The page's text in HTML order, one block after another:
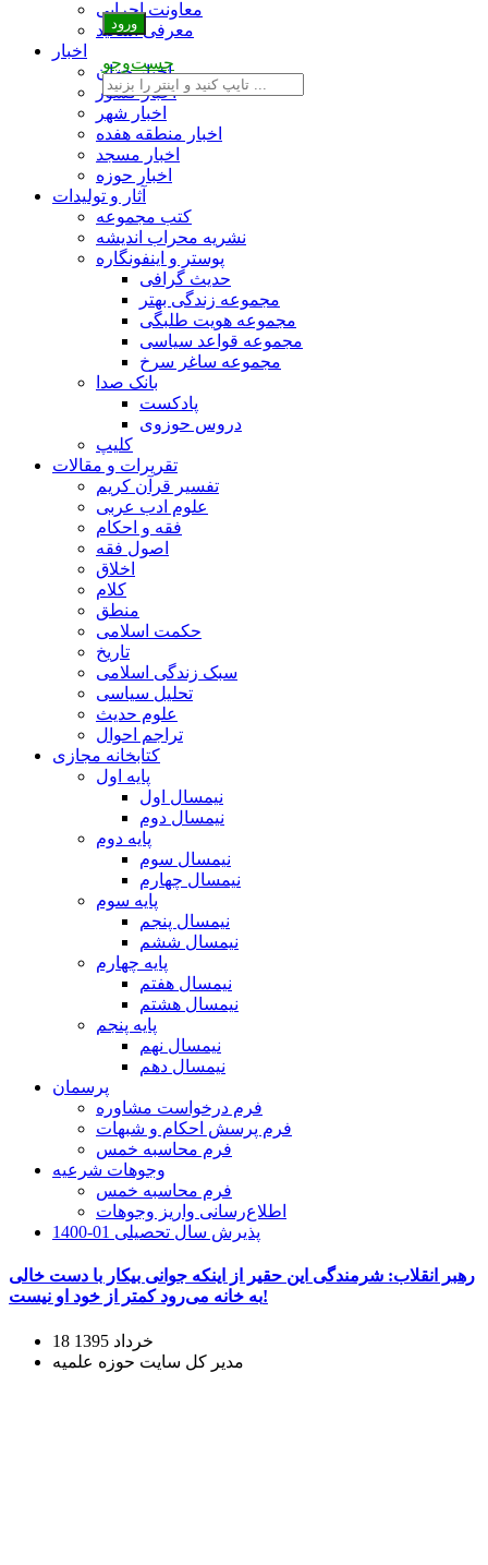
معاونت اجرایی
معرفی اساتید
اخبار
اخبار جهان
اخبار کشور
اخبار شهر
اخبار منطقه هفده
اخبار مسجد
اخبار حوزه
آثار و تولیدات
کتب مجموعه
نشریه محراب اندیشه
پوستر و اینفونگاره
حدیث گرافی
مجموعه زندگی بهتر
مجموعه هویت طلبگی
مجموعه قواعد سیاسی
مجموعه ساغر سرخ
بانک صدا
پادکست
دروس حوزوی
کلیپ
تقریرات و مقالات
تفسیر قرآن کریم
علوم ادب عربی
فقه و احکام
اصول فقه
اخلاق
کلام
منطق
حکمت اسلامی
تاریخ
سبک زندگی اسلامی
تحلیل سیاسی
علوم حدیث
تراجم احوال
کتابخانه مجازی
پایه اول
نیمسال اول
نیمسال دوم
پایه دوم
نیمسال سوم
نیمسال چهارم
پایه سوم
نیمسال پنجم
نیمسال ششم
پایه چهارم
نیمسال هفتم
نیمسال هشتم
پایه پنجم
نیمسال نهم
نیمسال دهم
پرسمان
فرم درخواست مشاوره
فرم پرسش احکام و شبهات
فرم محاسبه خمس
وجوهات شرعیه
فرم محاسبه خمس
اطلاع‌رسانی واریز وجوهات
پذیرش سال تحصیلی 01-1400
جست‌وجو
رهبر انقلاب: شرمندگی این حقیر از اینکه جوانی بیکار با دست خالی
به خانه می‌رود کمتر از خود او نیست!
18 خرداد 1395
مدیر کل سایت حوزه علمیه